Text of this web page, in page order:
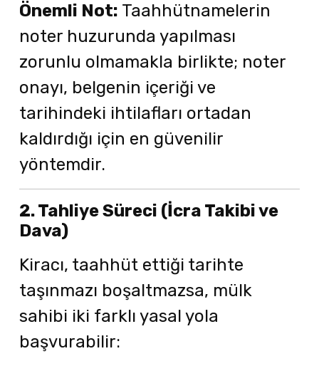
Önemli Not: Taahhütnamelerin
noter huzurunda yapılması
zorunlu olmamakla birlikte; noter
onayı, belgenin içeriği ve
tarihindeki ihtilafları ortadan
kaldırdığı için en güvenilir
yöntemdir.
2. Tahliye Süreci (İcra Takibi ve
Dava)
Kiracı, taahhüt ettiği tarihte
taşınmazı boşaltmazsa, mülk
sahibi iki farklı yasal yola
başvurabilir: